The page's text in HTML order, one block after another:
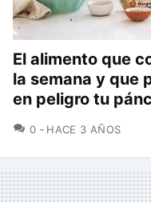
El alimento que
la semana y que
en peligro tu
0 COMENTARIOS
HACE 3 AÑOS